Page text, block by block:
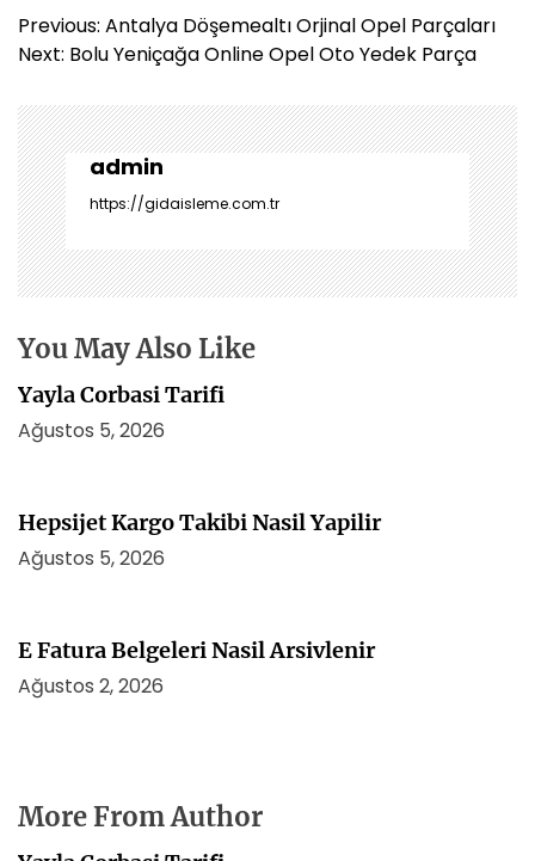
Y
a
ı
g
e
z
i
n
m
s
i
Previous: Antalya Döşemealtı Orjinal Opel Parçaları
Next: Bolu Yeniçağa Online Opel Oto Yedek Parça
admin
https://gidaisleme.com.tr
You May Also Like
Yayla Corbasi Tarifi
Ağustos 5, 2026
Hepsijet Kargo Takibi Nasil Yapilir
Ağustos 5, 2026
E Fatura Belgeleri Nasil Arsivlenir
Ağustos 2, 2026
More From Author